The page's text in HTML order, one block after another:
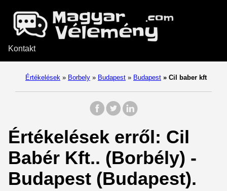
Kontakt
Értékelések » Borbely » Budapest » Budapest » Cil baber kft
Értékelések erről: Cil
Babér Kft.. (Borbély) -
Budapest (Budapest).